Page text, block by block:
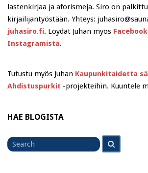
lastenkirjaa ja aforismeja. Siro on
kirjailijantyöstään. Yhteys:
juhasiro.fi. Löydät Juhan myös
Instagramista.
Tutustu myös Juhan Kaupunkitaidetta
Ahdistuspurkit -projekteihin. Kuuntele
HAE BLOGISTA
Search
for